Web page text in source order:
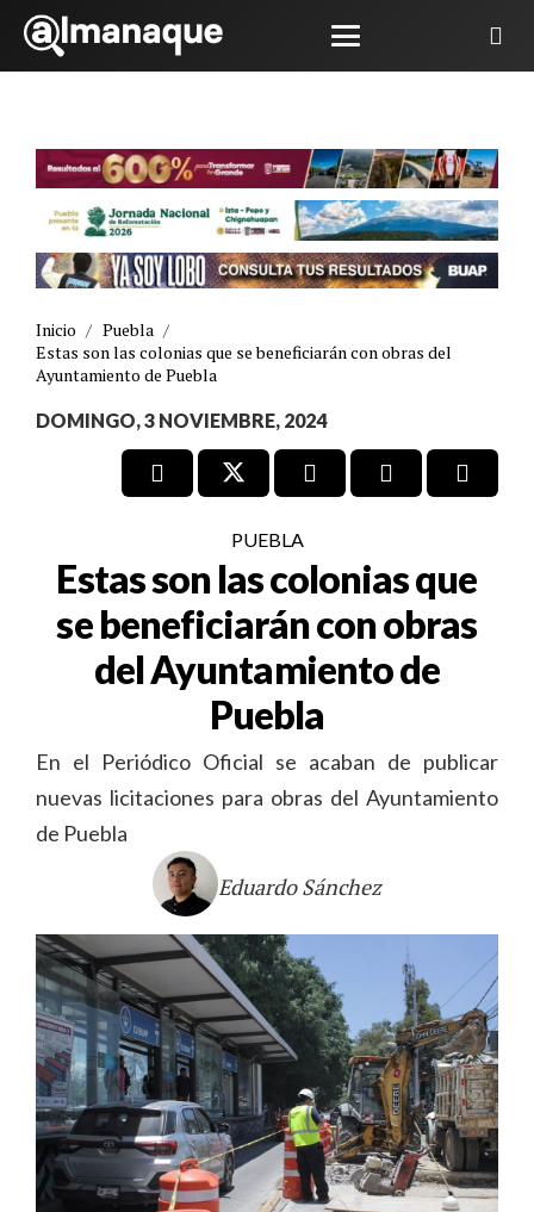
Inicio / Puebla /
Estas son las colonias que se beneficiarán con obras del
Ayuntamiento de Puebla
DOMINGO, 3 NOVIEMBRE, 2024
PUEBLA
Estas son las colonias que
se beneficiarán con obras
del Ayuntamiento de
Puebla
En el Periódico Oficial se acaban de publicar
nuevas licitaciones para obras del Ayuntamiento
de Puebla
Eduardo Sánchez